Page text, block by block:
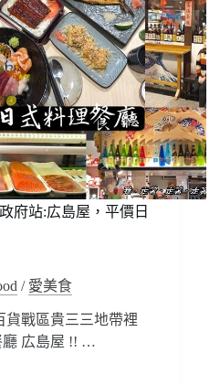
府站:広島屋，平價日
/ 愛美食
貨戰區貴三三地帶裡
廳 広島屋 !! …